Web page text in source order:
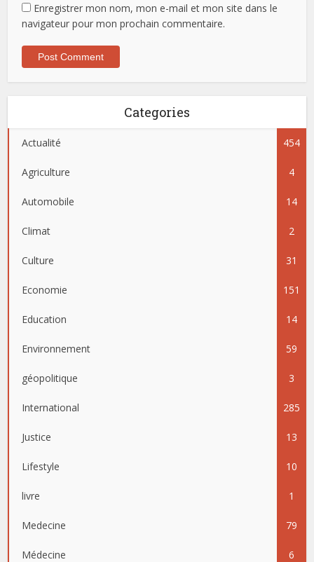
Enregistrer mon nom, mon e-mail et mon site dans le
navigateur pour mon prochain commentaire.
Categories
Actualité 454
Agriculture 4
Automobile 14
Climat 2
Culture 31
Economie 151
Education 14
Environnement 59
géopolitique 3
International 285
Justice 13
Lifestyle 10
livre 1
Medecine 79
Médecine 6